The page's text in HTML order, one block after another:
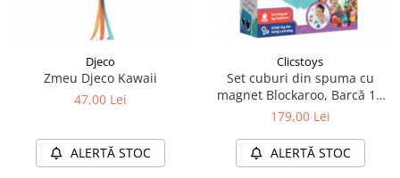
Djeco
Zmeu Djeco Kawaii
47,00 Lei
ALERTĂ STOC
Clicstoys
Set cuburi din spuma cu
magnet Blockaroo, Barcă 10
piese
179,00 Lei
ALERTĂ STOC